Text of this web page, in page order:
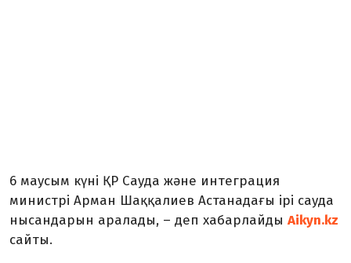
6 маусым күні ҚР Сауда және интеграция
министрі Арман Шаққалиев Астанадағы ірі сауда
нысандарын аралады, – деп хабарлайды Aikyn.kz
сайты.